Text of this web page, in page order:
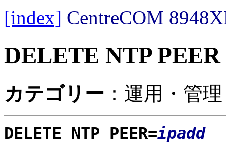
[index] CentreCOM
DELETE NTP PEER
カテゴリー ：運用・管
DELETE NTP PEER=ipadd